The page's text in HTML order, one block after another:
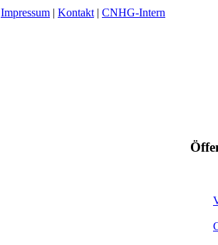
Impressum | Kontakt | CNHG-Intern